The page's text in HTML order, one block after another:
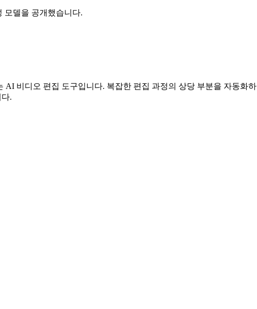
모델을 공개했습니다.
비디오 편집 도구입니다. 복잡한 편집 과정의 상당 부분을 자동화
.